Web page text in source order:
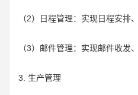
（2）日程管理：实现日程安排
（3）邮件管理：实现邮件收发
3. 生产管理